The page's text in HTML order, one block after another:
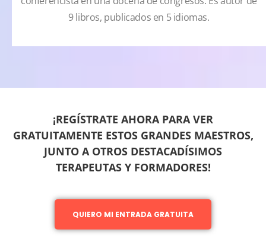
9 libros, publicados en 5 idiomas.
¡REGÍSTRATE AHORA PARA VER
GRATUITAMENTE ESTOS GRANDES MAESTROS,
JUNTO A OTROS DESTACADÍSIMOS
TERAPEUTAS Y FORMADORES!
QUIERO MI ENTRADA GRATUITA